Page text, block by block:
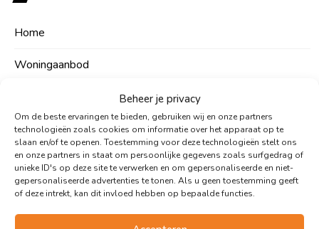
Beheer je privacy
Om de beste ervaringen te bieden, gebruiken wij en onze partners
technologieën zoals cookies om informatie over het apparaat op te
slaan en/of te openen. Toestemming voor deze technologieën stelt ons
en onze partners in staat om persoonlijke gegevens zoals surfgedrag of
unieke ID's op deze site te verwerken en om gepersonaliseerde en niet-
gepersonaliseerde advertenties te tonen. Als u geen toestemming geeft
of deze intrekt, kan dit invloed hebben op bepaalde functies.
Home
Woningaanbod
Woonupdates
Contact
Vacatures